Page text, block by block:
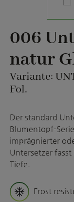
006
natur
Variante:
Fol.
Der standard
Blumentopf-
imprägnierter
Untersetzer fasst
Tiefe.
Frost